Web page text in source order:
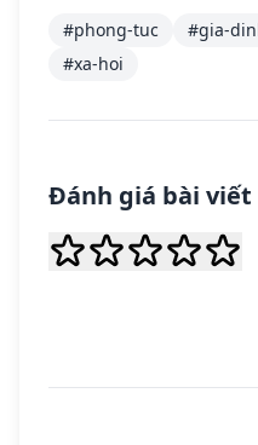
#phong-tuc #gia-
#xa-hoi
Đánh giá bài viết